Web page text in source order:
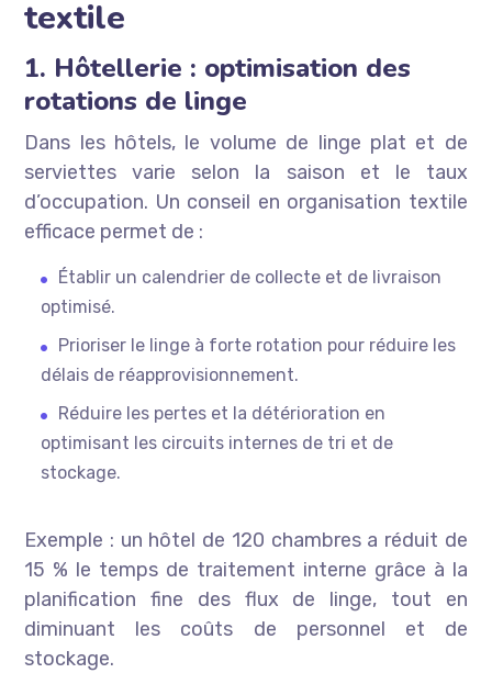
textile
1. Hôtellerie : optimisation des
rotations de linge
Dans les hôtels, le volume de linge plat et de
serviettes varie selon la saison et le taux
d’occupation. Un conseil en organisation textile
efficace permet de :
Établir un calendrier de collecte et de livraison
optimisé.
Prioriser le linge à forte rotation pour réduire les
délais de réapprovisionnement.
Réduire les pertes et la détérioration en
optimisant les circuits internes de tri et de
stockage.
Exemple : un hôtel de 120 chambres a réduit de
15 % le temps de traitement interne grâce à la
planification fine des flux de linge, tout en
diminuant les coûts de personnel et de
stockage.